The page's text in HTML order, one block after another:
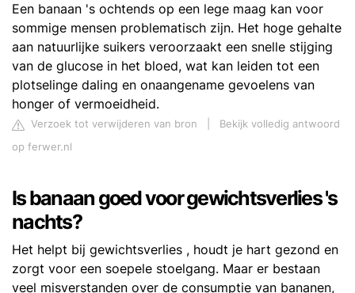
Een banaan 's ochtends op een lege maag kan voor
sommige mensen problematisch zijn. Het hoge gehalte
aan natuurlijke suikers veroorzaakt een snelle stijging
van de glucose in het bloed, wat kan leiden tot een
plotselinge daling en onaangename gevoelens van
honger of vermoeidheid.
Verzoek tot verwijderen van bron
Bekijk volledig antwoord
op ferwer.nl
Is banaan goed voor gewichtsverlies 's
nachts?
Het helpt bij gewichtsverlies , houdt je hart gezond en
zorgt voor een soepele stoelgang. Maar er bestaan ​​
veel misverstanden over de consumptie van bananen,